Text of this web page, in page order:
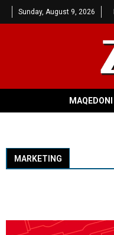
Sunday, August 9, 2026
MAQEDONI
MARKETING